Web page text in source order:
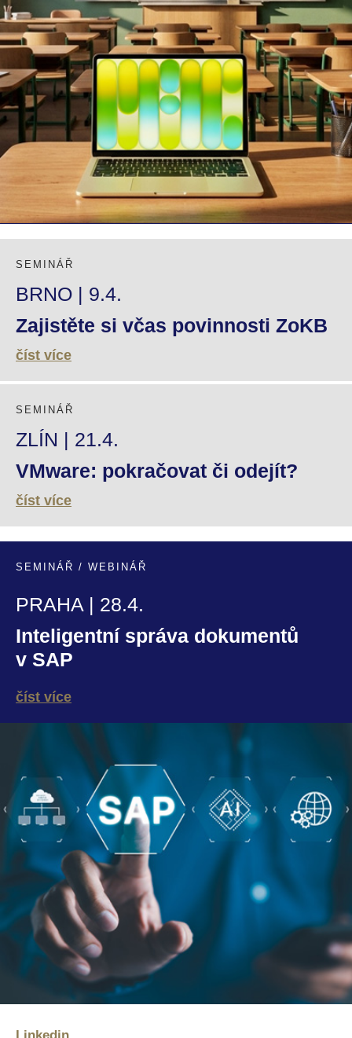
SEMINÁŘ
BRNO | 9.4.
Zajistěte si včas povinnosti ZoKB
číst více
SEMINÁŘ
ZLÍN | 21.4.
VMware: pokračovat či odejít?
číst více
SEMINÁŘ / WEBINÁŘ
PRAHA | 28.4.
Inteligentní správa dokumentů
v SAP
číst více